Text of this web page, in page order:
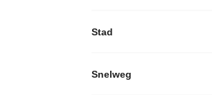
Stad
Snelweg